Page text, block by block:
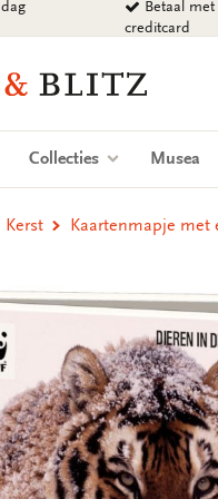
Betaal
creditcard
Collecties Musea
Kerst Kaartenmapje met